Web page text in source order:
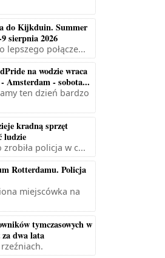
do Kijkduin. Summer
sierpnia 2026
lepszego połącze...
na wodzie wraca
Amsterdam - sobota...
ten dzień bardzo
kradną sprzęt
ludzie
zrobiła policja w c...
Rotterdamu. Policja
miejscówka na
tymczasowych w
dwa lata